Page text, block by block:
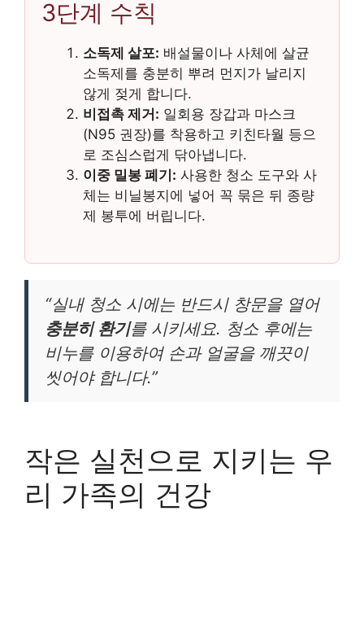
3단계 수칙
소독제 살포: 배설물이나 사체에 살균
소독제를 충분히 뿌려 먼지가 날리지
않게 젖게 합니다.
비접촉 제거: 일회용 장갑과 마스크
(N95 권장)를 착용하고 키친타월 등으
로 조심스럽게 닦아냅니다.
이중 밀봉 폐기: 사용한 청소 도구와 사
체는 비닐봉지에 넣어 꼭 묶은 뒤 종량
제 봉투에 버립니다.
“실내 청소 시에는 반드시 창문을 열어
충분히 환기를 시키세요. 청소 후에는
비누를 이용하여 손과 얼굴을 깨끗이
씻어야 합니다.”
작은 실천으로 지키는 우
리 가족의 건강